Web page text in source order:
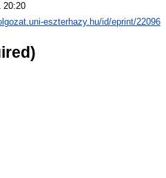
20:20
eszterhazy.hu/id/eprint/22096